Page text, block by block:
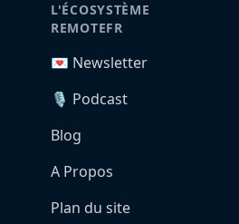
L'ÉCOSYSTÈME
REMOTEFR
💌 Newsletter
🎙️ Podcast
Blog
A Propos
Plan du site